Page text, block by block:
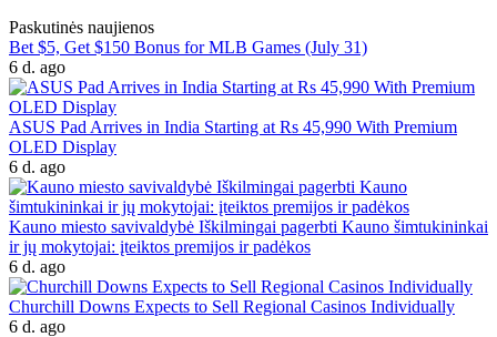
Paskutinės naujienos
Bet $5, Get $150 Bonus for MLB Games (July 31)
6 d. ago
ASUS Pad Arrives in India Starting at Rs 45,990 With Premium
OLED Display
6 d. ago
Kauno miesto savivaldybė Iškilmingai pagerbti Kauno šimtukininkai
ir jų mokytojai: įteiktos premijos ir padėkos
6 d. ago
Churchill Downs Expects to Sell Regional Casinos Individually
6 d. ago